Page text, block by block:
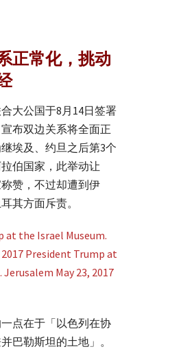
正常化，挑动
大公国于8月14日签署
布双边关系将全面正
埃及、约旦之后第3个
伯国家，此举动让
赞，不过却遭到伊
其方面斥责。
点在于「以色列在协
巴勒斯坦的土地」。